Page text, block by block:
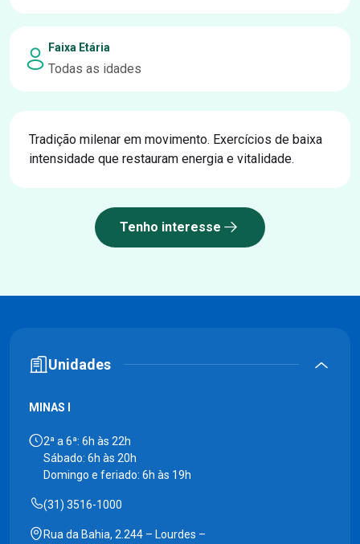
Faixa Etária
Todas as idades
Tradição milenar em movimento. Exercícios de baixa
intensidade que restauram energia e vitalidade.
Tenho interesse
Unidades
MINAS I
2ª a 6ª: 6h às 22h
Sábado: 6h às 20h
Domingo e feriado: 6h às 19h
(31) 3516-1000
Rua da Bahia, 2.244 – Lourdes –